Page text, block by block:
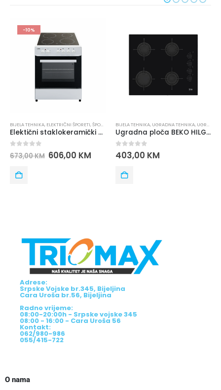
-10%
BIJELA TEHNIKA, ELEKTRIČNI ŠPORETI,ŠPORETI
Elektični staklokeramički šporet MAX 60CM TM6060GKF W
out of 5
673,00KM 606,00 KM
BIJELA TEHNIKA, UGRADNA TEHNIKA, UGRADNE PLOČE
Ugradna ploča BEKO HILG 64120 S
0out of 5
403,00 KM
Adrese:
Srpske Vojske br.345, Bijeljina
Cara Uroša br.56, Bijeljina
Radno vrijeme:
08:00-20:00h - Srpske vojske 345
08:00 - 16:00 - Cara Uroša 56
Kontakt:
062/980-986
055/415-722
O nama